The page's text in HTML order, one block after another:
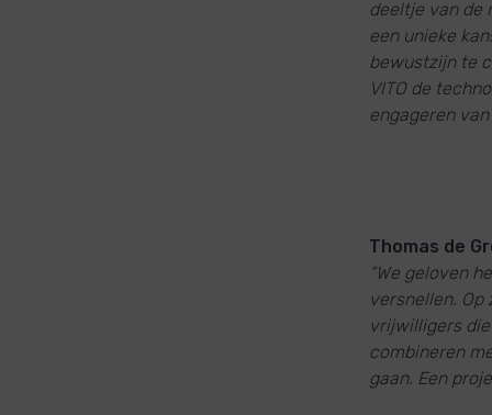
deeltje van de
een unieke
bewustzijn te
VITO de
engageren
Thomas de
“We geloven
versnellen.
vrijwilligers
combineren
gaan. Een